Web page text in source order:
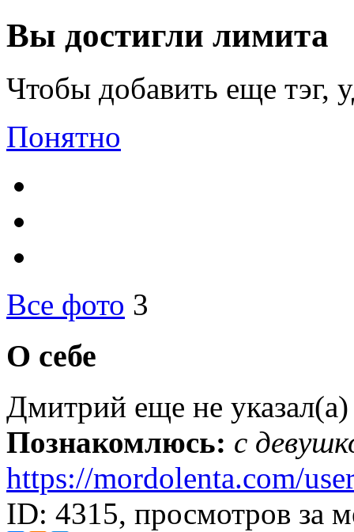
Вы достигли лимита
Чтобы добавить еще тэг,
Понятно
Все фото 3
О себе
Дмитрий еще не
Познакомлюсь: с
https://mordolenta.com/
ID: 4315, просмотров за